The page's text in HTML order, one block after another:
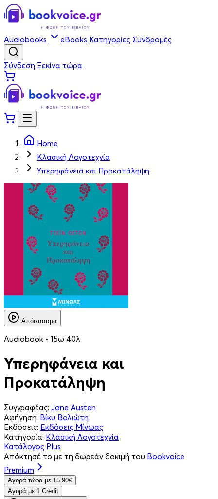
Audiobooks eBooks Κατηγορίες Συνδρομές
Σύνδεση Ξεκίνα τώρα
Home
Κλασική Λογοτεχνία
Υπερηφάνεια και Προκατάληψη
Απόσπασμα
Audiobook • 15ω 40λ
Υπερηφάνεια και
Προκατάληψη
Συγγραφέας: Jane Austen
Αφήγηση: Βίκυ Βολιώτη
Εκδόσεις: Εκδόσεις Μίνωας
Κατηγορία: Κλασική Λογοτεχνία
Κατάλογος Plus
Απόκτησέ το με τη δωρεάν δοκιμή του Bookvoice
Premium
Aγορά τώρα με 15.90€
Aγορά με 1 Credit